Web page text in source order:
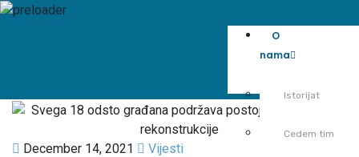
O
nama
Istorijat
Cedem tim
December 14, 2021 Vijesti